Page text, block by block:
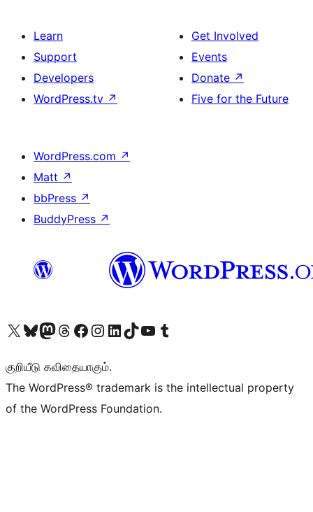
Learn
Support
Developers
WordPress.tv ↗
Get Involved
Events
Donate ↗
Five for the Future
WordPress.com ↗
Matt ↗
bbPress ↗
BuddyPress ↗
Visit our X (formerly Twitter) account
Visit our Bluesky account
Visit our Mastodon account
Visit our Threads account
Visit our Facebook page
Visit our Instagram account
Visit our LinkedIn account
Visit our TikTok account
Visit our YouTube channel
Visit our Tumblr account
குறியீடு கவிதையாகும்.
The WordPress® trademark is the intellectual property
of the WordPress Foundation.